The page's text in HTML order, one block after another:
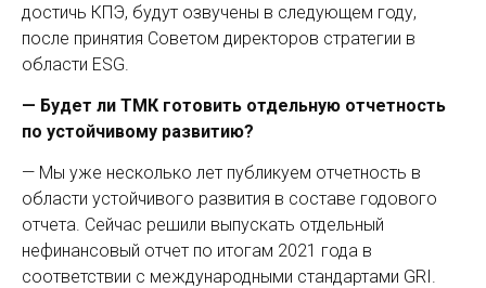
достичь КПЭ, будут озвучены в следующем году,
после принятия Советом директоров стратегии в
области ESG.
— Будет ли ТМК готовить отдельную отчетность
по устойчивому развитию?
— Мы уже несколько лет публикуем отчетность в
области устойчивого развития в составе годового
отчета. Сейчас решили выпускать отдельный
нефинансовый отчет по итогам 2021 года в
соответствии с международными стандартами GRI.